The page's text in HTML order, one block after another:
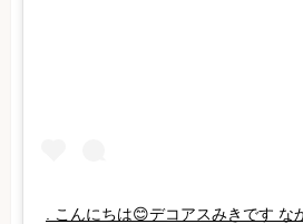
. こんにちは😊デコアスみきです